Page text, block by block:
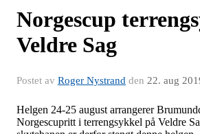
Norgescup
Veldre Sag
Postet av Roger Nystrand den 22. aug
Helgen 24-25 august arrangerer
Norgescupritt i terrengsykkel på Veldre